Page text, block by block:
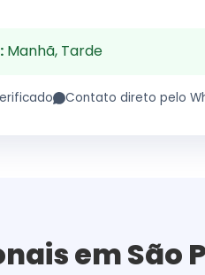
Manhã, Tarde
Contato direto pelo
em São